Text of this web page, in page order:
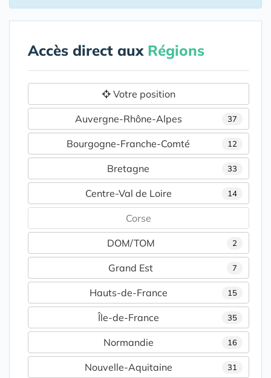
Accès direct aux Régions
Votre position
37
Auvergne-Rhône-Alpes
12
Bourgogne-Franche-Comté
33
Bretagne
14
Centre-Val de Loire
Corse
2
DOM/TOM
7
Grand Est
15
Hauts-de-France
35
Île-de-France
16
Normandie
31
Nouvelle-Aquitaine